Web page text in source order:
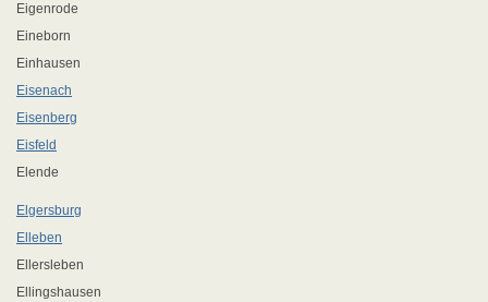
Eigenrode
Eineborn
Einhausen
Eisenach
Eisenberg
Eisfeld
Elende
Elgersburg
Elleben
Ellersleben
Ellingshausen